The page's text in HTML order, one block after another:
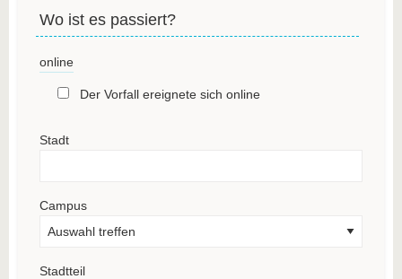
Wo ist es passiert?
online
Der Vorfall ereignete sich online
Stadt
Campus
Stadtteil